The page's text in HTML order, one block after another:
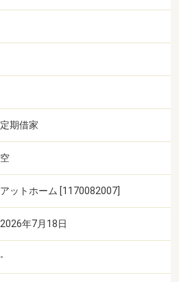
定期借家
空
アットホーム [1170082007]
2026年7月18日
-